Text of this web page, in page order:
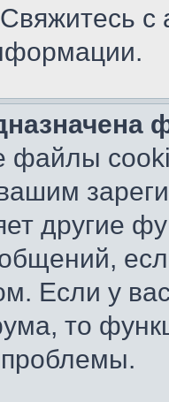
файлы
вашим
другие
Если у
то